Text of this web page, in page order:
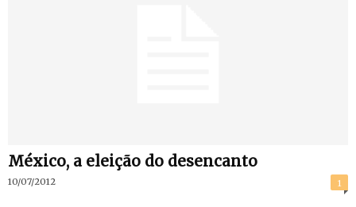
México, a eleição do desencanto
10/07/2012 1